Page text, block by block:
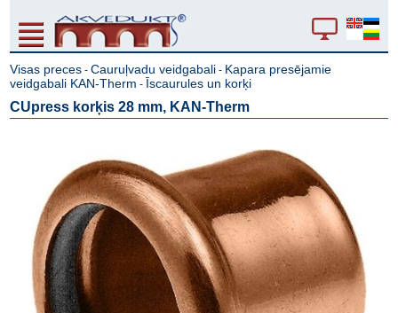
Visas preces -Cauruļvadu veidgabali - Kapara presējamie
veidgabali KAN-Therm - Īscaurules un korķi
CUpress korķis 28 mm, KAN-Therm